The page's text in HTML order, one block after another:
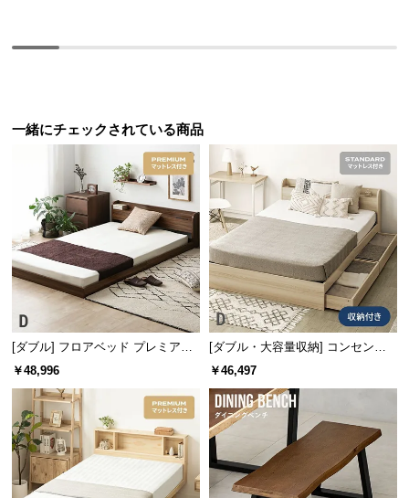
い
型
の
配
送
に
つ
い
開
置
サ
ー
ビ
一緒にチェックされている商品
[ダブル] フロアベッド プレミアム
マットレス付き
￥48,996
[ダブル・大容量収納] コンセント
機能付きベッド マットレス付き
￥46,497